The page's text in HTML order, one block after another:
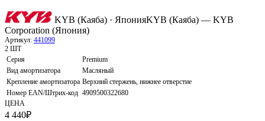
KYB (Каяба) · ЯпонияKYB (Каяба) — KYB
Corporation (Япония)
Артикул: 441099
2 ШТ
Серия
Premium
Вид амортизатора
Масляный
Крепление амортизатора Верхний стержень, нижнее отверстие
Номер EAN/Штрих-код 4909500322680
ЦЕНА
4 440₽